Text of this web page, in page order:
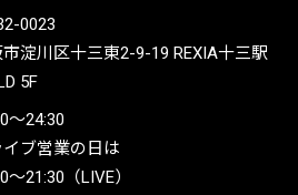
0023
市淀川区十三東2-9-19 REXIA十三駅
5F
〜24:30
ブ営業の日は
〜21:30（LIVE）